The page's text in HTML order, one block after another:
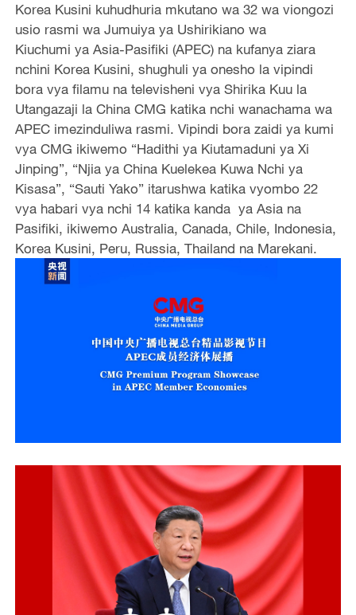
Korea Kusini kuhudhuria mkutano wa 32 wa viongozi
usio rasmi wa Jumuiya ya Ushirikiano wa
Kiuchumi ya Asia-Pasifiki (APEC) na kufanya ziara
nchini Korea Kusini, shughuli ya onesho la vipindi
bora vya filamu na televisheni vya Shirika Kuu la
Utangazaji la China CMG katika nchi wanachama wa
APEC imezinduliwa rasmi. Vipindi bora zaidi ya kumi
vya CMG ikiwemo “Hadithi ya Kiutamaduni ya Xi
Jinping”, “Njia ya China Kuelekea Kuwa Nchi ya
Kisasa”, “Sauti Yako” itarushwa katika vyombo 22
vya habari vya nchi 14 katika kanda ya Asia na
Pasifiki, ikiwemo Australia, Canada, Chile, Indonesia,
Korea Kusini, Peru, Russia, Thailand na Marekani.